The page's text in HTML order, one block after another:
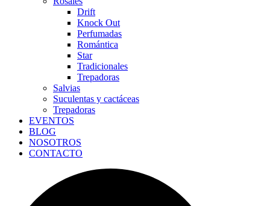
Drift
Knock Out
Perfumadas
Romántica
Star
Tradicionales
Trepadoras
Salvias
Suculentas y cactáceas
Trepadoras
EVENTOS
BLOG
NOSOTROS
CONTACTO